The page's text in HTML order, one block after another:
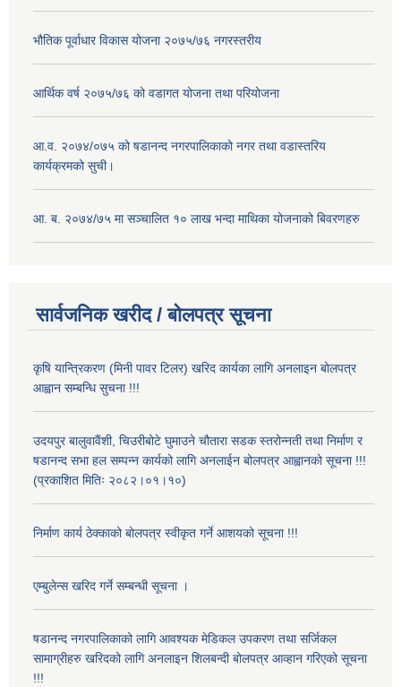
भौतिक पूर्वाधार विकास योजना २०७५/७६ नगरस्तरीय
आर्थिक वर्ष २०७५/७६ को वडागत योजना तथा परियोजना
आ.व. २०७४/०७५ को षडानन्द नगरपालिकाको नगर तथा वडास्तरिय
कार्यक्रमको सुची।
आ. ब. २०७४/७५ मा सञ्चालित १० लाख भन्दा माथिका योजनाको बिवरणहरु
सार्वजनिक खरीद / बोलपत्र सूचना
कृषि यान्त्रिकरण (मिनी पावर टिलर) खरिद कार्यका लागि अनलाइन बोलपत्र
आह्वान सम्बन्धि सुचना !!!
उदयपुर बालुवावैंशी, चिउरीबोटे घुमाउने चौतारा सडक स्तरोन्नती तथा निर्माण र
षडानन्द सभा हल सम्पन्न कार्यको लागि अनलाईन बोलपत्र आह्वानको सूचना !!!
(प्रकाशित मितिः २०८२।०१।१०)
निर्माण कार्य ठेक्काको बोलपत्र स्वीकृत गर्ने आशयको सूचना !!!
एम्बुलेन्स खरिद गर्ने सम्बन्धी सूचना ।
षडानन्द नगरपालिकाको लागि आवश्यक मेडिकल उपकरण तथा सर्जिकल
सामाग्रीहरु खरिदको लागि अनलाइन शिलबन्दी बोलपत्र आव्हान गरिएको सूचना
!!!